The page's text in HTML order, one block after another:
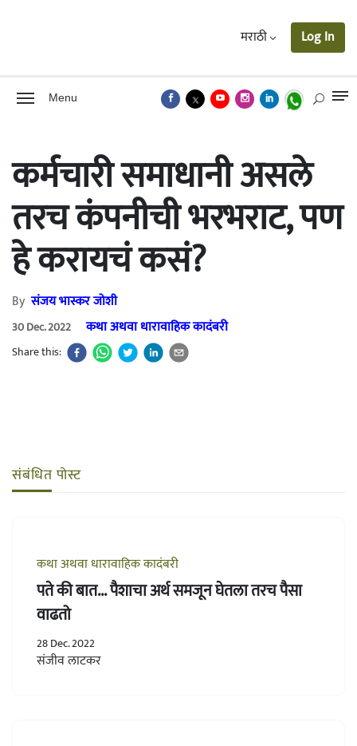
मराठी Log In
Menu
कर्मचारी समाधानी असले
तरच कंपनीची भरभराट, पण
हे करायचं कसं?
Byसंजय भास्कर जोशी
30 Dec. 2022 कथा अथवा धारावाहिक कादंबरी
Share this:
संबंधित पोस्ट
कथा अथवा धारावाहिक कादंबरी
पते की बात... पैशाचा अर्थ समजून घेतला तरच पैसा
वाढतो
28 Dec. 2022
संजीव लाटकर